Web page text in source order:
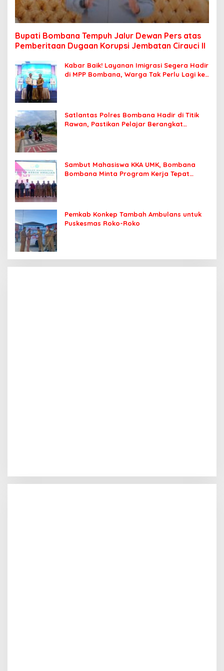
Bupati Bombana Tempuh Jalur Dewan Pers atas
Pemberitaan Dugaan Korupsi Jembatan Cirauci II
Kabar Baik! Layanan Imigrasi Segera Hadir
di MPP Bombana, Warga Tak Perlu Lagi ke
Satlantas Polres Bombana Hadir di Titik
Rawan, Pastikan Pelajar Berangkat
Sambut Mahasiswa KKA UMK, Bombana
Bombana Minta Program Kerja Tepat
Pemkab Konkep Tambah Ambulans untuk
Puskesmas Roko-Roko